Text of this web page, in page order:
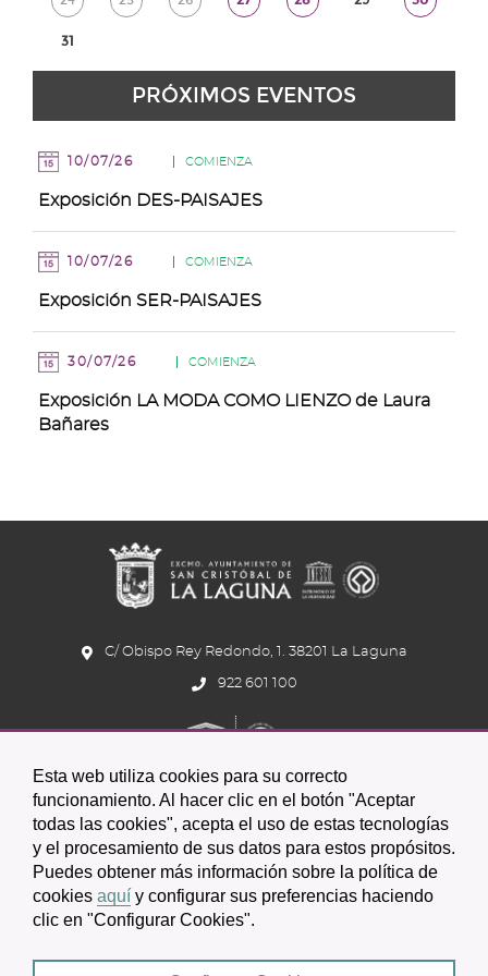
Esta web utiliza cookies para su correcto
funcionamiento. Al hacer clic en el botón "Aceptar
todas las cookies", acepta el uso de estas tecnologías
y el procesamiento de sus datos para estos propósitos.
Puedes obtener más información sobre la política de
cookies aquí y configurar sus preferencias haciendo
clic en "Configurar Cookies".
Agosto Agosto Agosto Agosto Agosto Agosto
de de de de de de
Agosto Agosto Agosto Agosto Agosto
Lunes,
31
31
PRÓXIMOS EVENTOS
10/07/26 COMIENZA
Exposición DES-PAISAJES
10/07/26 COMIENZA
Exposición SER-PAISAJES
30/07/26 COMIENZA
Exposición LA MODA COMO LIENZO de Laura
Bañares
C/ Obispo Rey Redondo, 1. 38201 La Laguna
922 601 100
Icono
circular
Icono
de
facebook
Icono
circular
Icono
de
twitter
Icono
circular
Icono
de
2026 © Excmo. Ayuntamiento de San Cristóbal de La Laguna